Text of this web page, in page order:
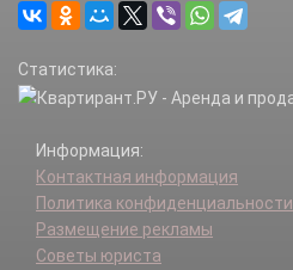
Статистика:
Информация:
Контактная информация
Политика конфиденциальности
Размещение рекламы
Советы юриста